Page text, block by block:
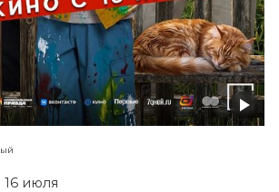
16 июля